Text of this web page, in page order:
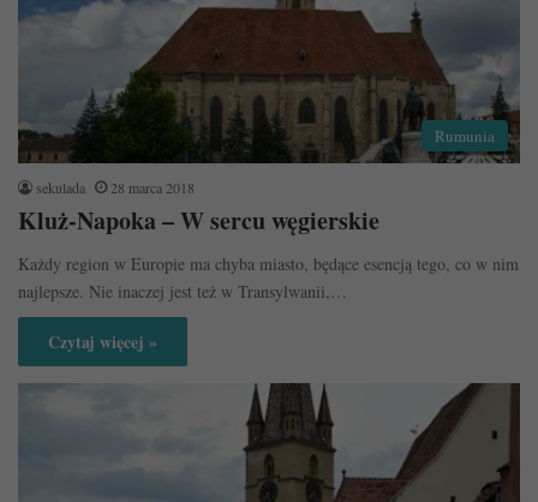
Rumunia
sekulada 28 marca 2018
Kluż-Napoka – W sercu węgierskie
Każdy region w Europie ma chyba miasto, będące esencją tego, co w nim
najlepsze. Nie inaczej jest też w Transylwanii,…
Czytaj więcej »